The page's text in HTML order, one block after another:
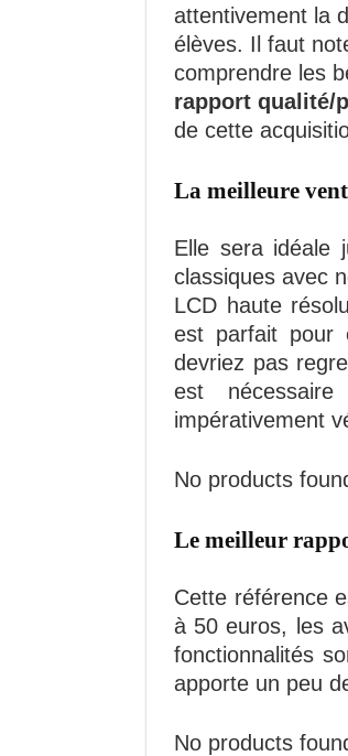
attentivement la
élèves. Il faut
comprendre les
rapport qualité/
de cette
La meilleure
Elle sera idéale
classiques avec
LCD haute
est parfait pour
devriez pas
est
impérativement
No products
Le meilleur
Cette référence
à 50 euros, les
fonctionnalités
apporte un peu
No products